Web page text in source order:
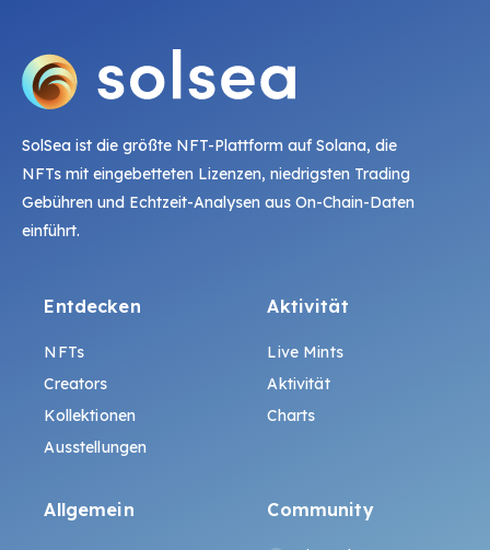
SolSea ist die größte NFT-Plattform auf Solana, die
NFTs mit eingebetteten Lizenzen, niedrigsten Trading
Gebühren und Echtzeit-Analysen aus On-Chain-Daten
einführt.
Entdecken
NFTs
Creators
Kollektionen
Ausstellungen
Aktivität
Live Mints
Aktivität
Charts
Allgemein Community